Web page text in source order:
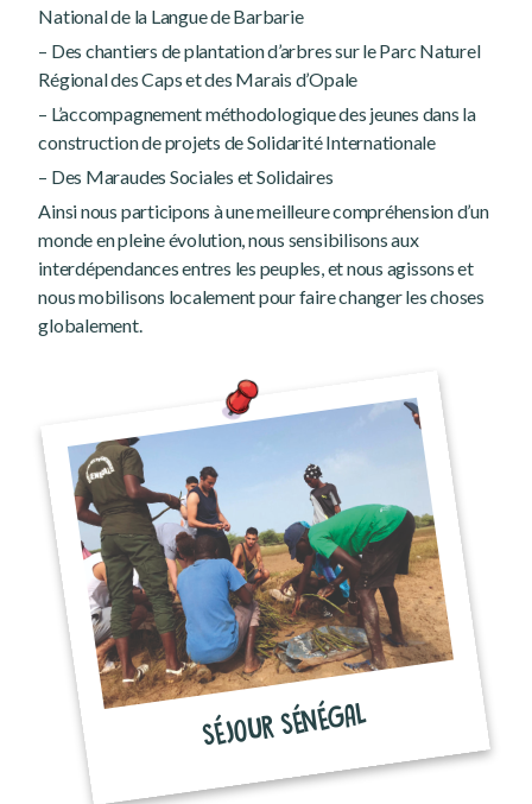
National de la Langue de Barbarie
– Des chantiers de plantation d’arbres sur le Parc Naturel
Régional des Caps et des Marais d’Opale
– L’accompagnement méthodologique des jeunes dans la
construction de projets de Solidarité Internationale
– Des Maraudes Sociales et Solidaires
Ainsi nous participons à une meilleure compréhension d’un
monde en pleine évolution, nous sensibilisons aux
interdépendances entres les peuples, et nous agissons et
nous mobilisons localement pour faire changer les choses
globalement.
SÉJOUR SÉNÉGAL